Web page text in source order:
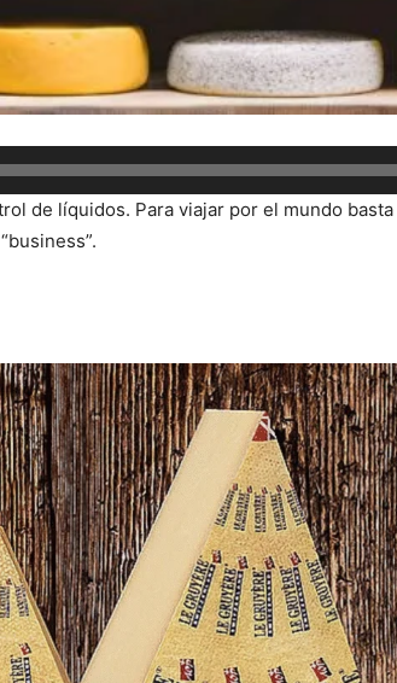
de líquidos. Para viajar por el mundo